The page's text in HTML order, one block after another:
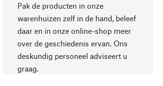
Pak de producten in onze
warenhuizen zelf in de hand, beleef
daar en in onze online-shop meer
over de geschiedenis ervan. Ons
deskundig personeel adviseert u
graag.
Naar boven